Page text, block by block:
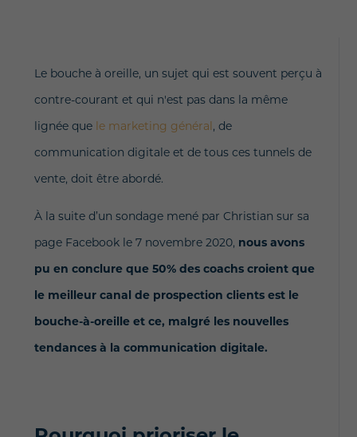
Le bouche à oreille, un sujet qui est souvent perçu à
contre-courant et qui n'est pas dans la même
lignée que le marketing général, de
communication digitale et de tous ces tunnels de
vente, doit être abordé.
À la suite d’un sondage mené par Christian sur sa
page Facebook le 7 novembre 2020, nous avons
pu en conclure que 50% des coachs croient que
le meilleur canal de prospection clients est le
bouche-à-oreille et ce, malgré les nouvelles
tendances à la communication digitale.